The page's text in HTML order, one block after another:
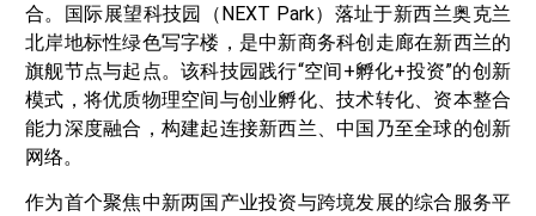
合。国际展望科技园（NEXT Park）落址于新西兰奥克兰
北岸地标性绿色写字楼，是中新商务科创走廊在新西兰的
旗舰节点与起点。该科技园践行“空间+孵化+投资”的创新
模式，将优质物理空间与创业孵化、技术转化、资本整合
能力深度融合，构建起连接新西兰、中国乃至全球的创新
网络。
作为首个聚焦中新两国产业投资与跨境发展的综合服务平